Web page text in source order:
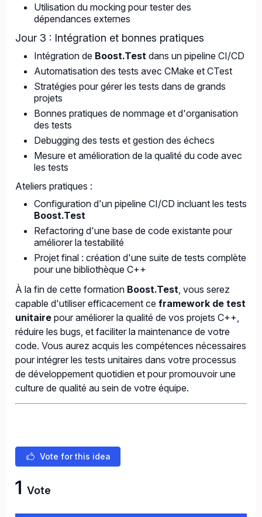
Utilisation du mocking pour tester des
dépendances externes
Jour 3 : Intégration et bonnes pratiques
Intégration de Boost.Test dans un pipeline CI/CD
Automatisation des tests avec CMake et CTest
Stratégies pour gérer les tests dans de grands
projets
Bonnes pratiques de nommage et d'organisation
des tests
Debugging des tests et gestion des échecs
Mesure et amélioration de la qualité du code avec
les tests
Ateliers pratiques :
Configuration d'un pipeline CI/CD incluant les tests
Boost.Test
Refactoring d'une base de code existante pour
améliorer la testabilité
Projet final : création d'une suite de tests complète
pour une bibliothèque C++
À la fin de cette formation Boost.Test, vous serez
capable d'utiliser efficacement ce framework de test
unitaire pour améliorer la qualité de vos projets C++,
réduire les bugs, et faciliter la maintenance de votre
code. Vous aurez acquis les compétences nécessaires
pour intégrer les tests unitaires dans votre processus
de développement quotidien et pour promouvoir une
culture de qualité au sein de votre équipe.
Vote for this idea
1 Vote